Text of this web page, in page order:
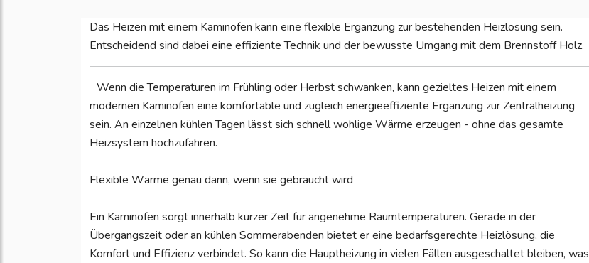
Das Heizen mit einem Kaminofen kann eine flexible Ergänzung zur bestehenden Heizlösung sein.
Entscheidend sind dabei eine effiziente Technik und der bewusste Umgang mit dem Brennstoff Holz.
Wenn die Temperaturen im Frühling oder Herbst schwanken, kann gezieltes Heizen mit einem
modernen Kaminofen eine komfortable und zugleich energieeffiziente Ergänzung zur Zentralheizung
sein. An einzelnen kühlen Tagen lässt sich schnell wohlige Wärme erzeugen - ohne das gesamte
Heizsystem hochzufahren.
Flexible Wärme genau dann, wenn sie gebraucht wird
Ein Kaminofen sorgt innerhalb kurzer Zeit für angenehme Raumtemperaturen. Gerade in der
Übergangszeit oder an kühlen Sommerabenden bietet er eine bedarfsgerechte Heizlösung, die
Komfort und Effizienz verbindet. So kann die Hauptheizung in vielen Fällen ausgeschaltet bleiben, was